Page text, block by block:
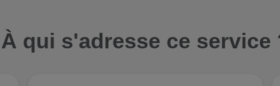
À qui s'adresse ce service